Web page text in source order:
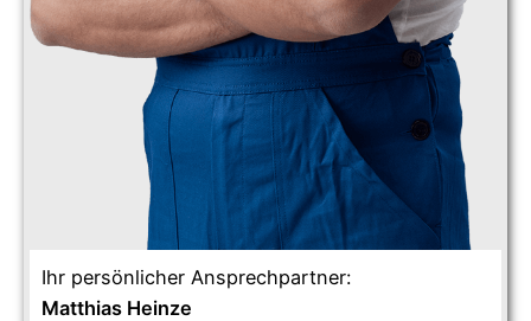
Ihr persönlicher Ansprechpartner:
Matthias Heinze